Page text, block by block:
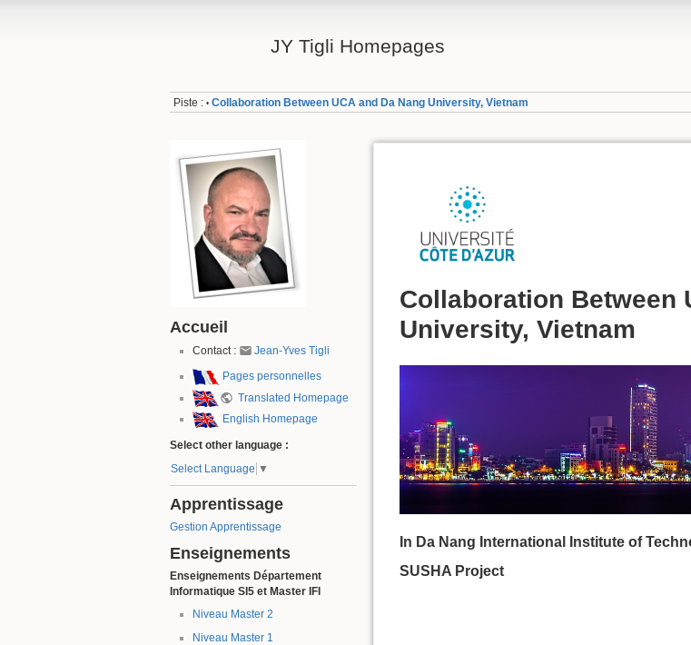
JY Tigli Homepages
Piste : • Collaboration Between UCA and Da Nang University, Vietnam
Accueil
Contact : Jean-Yves Tigli
Pages personnelles
Translated Homepage
English Homepage
Select other language :
Select Language ▼
Apprentissage
Gestion Apprentissage
Enseignements
Enseignements Département
Informatique SI5 et Master IFI
Niveau Master 2
Niveau Master 1
Collaboration Between
University, Vietnam
In Da Nang International Institute of
SUSHA Project